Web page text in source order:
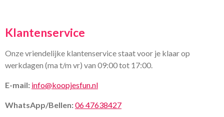
Klantenservice
Onze vriendelijke klantenservice staat voor je klaar op
werkdagen (ma t/m vr) van 09:00 tot 17:00.
E-mail: info@koopjesfun.nl
WhatsApp/Bellen:06 47638427